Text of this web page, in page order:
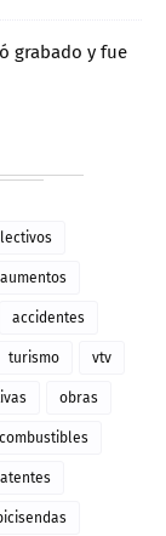
grabado y fue
aumentos
accidentes
turismo vtv
obras
combustibles